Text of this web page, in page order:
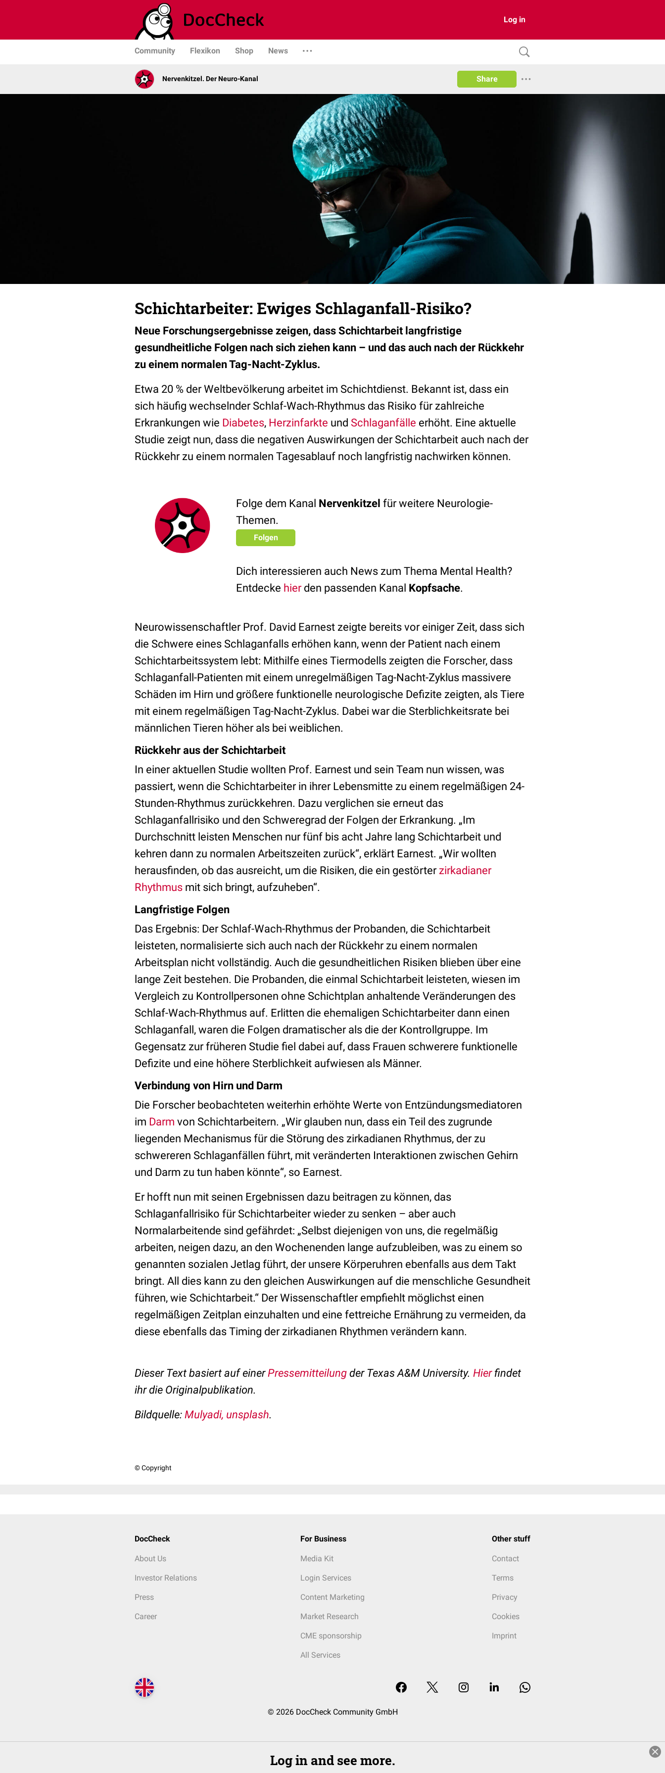
Log in
Community Flexikon Shop News
Nervenkitzel. Der Neuro-Kanal Share
Schichtarbeiter: Ewiges Schlaganfall-Risiko?
Neue Forschungsergebnisse zeigen, dass Schichtarbeit langfristige
gesundheitliche Folgen nach sich ziehen kann – und das auch nach der Rückkehr
zu einem normalen Tag-Nacht-Zyklus.
Etwa 20 % der Weltbevölkerung arbeitet im Schichtdienst. Bekannt ist, dass ein
sich häufig wechselnder Schlaf-Wach-Rhythmus das Risiko für zahlreiche
Erkrankungen wie Diabetes, Herzinfarkte und Schlaganfälle erhöht. Eine aktuelle
Studie zeigt nun, dass die negativen Auswirkungen der Schichtarbeit auch nach der
Rückkehr zu einem normalen Tagesablauf noch langfristig nachwirken können.
Folge dem Kanal Nervenkitzel für weitere Neurologie-
Themen.
Folgen
Dich interessieren auch News zum Thema Mental Health?
Entdecke hierden passenden Kanal Kopfsache.
Neurowissenschaftler Prof. David Earnest zeigte bereits vor einiger Zeit, dass sich
die Schwere eines Schlaganfalls erhöhen kann, wenn der Patient nach einem
Schichtarbeitssystem lebt: Mithilfe eines Tiermodells zeigten die Forscher, dass
Schlaganfall-Patienten mit einem unregelmäßigen Tag-Nacht-Zyklus massivere
Schäden im Hirn und größere funktionelle neurologische Defizite zeigten, als Tiere
mit einem regelmäßigen Tag-Nacht-Zyklus. Dabei war die Sterblichkeitsrate bei
männlichen Tieren höher als bei weiblichen.
Rückkehr aus der Schichtarbeit
In einer aktuellen Studie wollten Prof. Earnest und sein Team nun wissen, was
passiert, wenn die Schichtarbeiter in ihrer Lebensmitte zu einem regelmäßigen 24-
Stunden-Rhythmus zurückkehren. Dazu verglichen sie erneut das
Schlaganfallrisiko und den Schweregrad der Folgen der Erkrankung. „Im
Durchschnitt leisten Menschen nur fünf bis acht Jahre lang Schichtarbeit und
kehren dann zu normalen Arbeitszeiten zurück“, erklärt Earnest. „Wir wollten
herausfinden, ob das ausreicht, um die Risiken, die ein gestörter zirkadianer
Rhythmus mit sich bringt, aufzuheben“.
Langfristige Folgen
Das Ergebnis: Der Schlaf-Wach-Rhythmus der Probanden, die Schichtarbeit
leisteten, normalisierte sich auch nach der Rückkehr zu einem normalen
Arbeitsplan nicht vollständig. Auch die gesundheitlichen Risiken blieben über eine
lange Zeit bestehen. Die Probanden, die einmal Schichtarbeit leisteten, wiesen im
Vergleich zu Kontrollpersonen ohne Schichtplan anhaltende Veränderungen des
Schlaf-Wach-Rhythmus auf. Erlitten die ehemaligen Schichtarbeiter dann einen
Schlaganfall, waren die Folgen dramatischer als die der Kontrollgruppe. Im
Gegensatz zur früheren Studie fiel dabei auf, dass Frauen schwerere funktionelle
Defizite und eine höhere Sterblichkeit aufwiesen als Männer.
Verbindung von Hirn und Darm
Die Forscher beobachteten weiterhin erhöhte Werte von Entzündungsmediatoren
im Darm von Schichtarbeitern. „Wir glauben nun, dass ein Teil des zugrunde
liegenden Mechanismus für die Störung des zirkadianen Rhythmus, der zu
schwereren Schlaganfällen führt, mit veränderten Interaktionen zwischen Gehirn
und Darm zu tun haben könnte“, so Earnest.
Er hofft nun mit seinen Ergebnissen dazu beitragen zu können, das
Schlaganfallrisiko für Schichtarbeiter wieder zu senken – aber auch
Normalarbeitende sind gefährdet: „Selbst diejenigen von uns, die regelmäßig
arbeiten, neigen dazu, an den Wochenenden lange aufzubleiben, was zu einem so
genannten sozialen Jetlag führt, der unsere Körperuhren ebenfalls aus dem Takt
bringt. All dies kann zu den gleichen Auswirkungen auf die menschliche Gesundheit
führen, wie Schichtarbeit.“ Der Wissenschaftler empfiehlt möglichst einen
regelmäßigen Zeitplan einzuhalten und eine fettreiche Ernährung zu vermeiden, da
diese ebenfalls das Timing der zirkadianen Rhythmen verändern kann.
Dieser Text basiert auf einerPressemitteilung der Texas A&M University. Hierfindet
ihr die Originalpublikation.
Bildquelle: Mulyadi, unsplash.
© Copyright
DocCheck
About Us
Investor Relations
Press
Career
For Business
Media Kit
Login Services
Content Marketing
Market Research
CME sponsorship
All Services
Other stuff
Contact
Terms
Privacy
Cookies
Imprint
© 2026 DocCheck Community GmbH
Log in and see more.